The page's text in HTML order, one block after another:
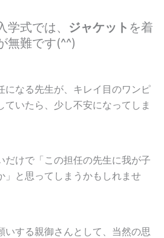
式では、 ジャケット を着
無難です(^^)
になる先生が、キレイ目のワンピ
ていたら、少し不安になってしま
だけで「この担任の先生に我が子
」と思ってしまうかもしれませ
いする親御さんとして、当然の思